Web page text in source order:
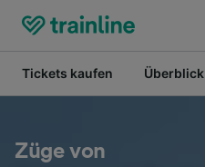
Tickets kaufen Überblick
Züge von